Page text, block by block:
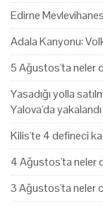
Edirne
Adala Kanyonu:
5 Ağustos'ta neler
Yasadığı yolla
Yalova'da yakalandı
Kilis'te 4 defineci
4 Ağustos'ta neler
3 Ağustos'ta neler